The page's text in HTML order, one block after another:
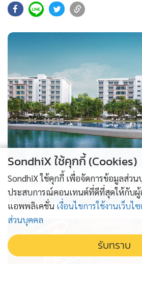
เกียรติพงศ์ตอบว่า "อันนี้มันเป็นความลั
PROPERTY
SondhiX ใช้คุกกี้ (Cookies)
SondhiX ใช้คุกกี้ เพื่อจัดการข้อมูลส่ว
ประสบการณ์คอนเทนต์ที่ดีที่สุดให้กับผู้
แอพพลิเคชั่น เงื่อนไขการใช้งานเว็บไ
ส่วนบุคคล
รับทราบ